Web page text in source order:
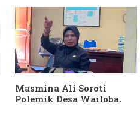
Keterlibatan Ketua PKB
Sula
Masmina Ali Soroti
Polemik Desa Wailoba,